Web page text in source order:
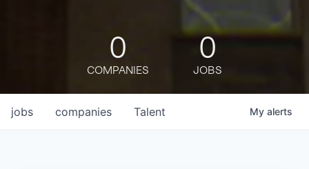
0
COMPANIES
0
JOBS
jobs companies Talent My alerts